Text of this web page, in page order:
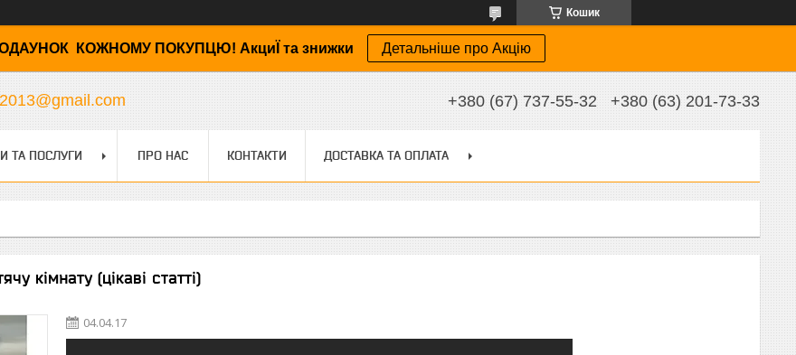
Кошик
КОЖНОМУ ПОКУПЦЮ! АкциЇ та знижки Детальніше про Акцію
+380 (67) 737-55-32 +380 (63) 201-73-33
ТА ПОСЛУГИ ПРО НАС КОНТАКТИ ДОСТАВКА ТА ОПЛАТА
кімнату (цікаві статті)
04.04.17